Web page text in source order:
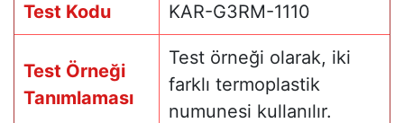
Test Kodu KAR-G3RM-1110
Test Örneği
Tanımlaması
Test örneği olarak, iki
farklı termoplastik
numunesi kullanılır.